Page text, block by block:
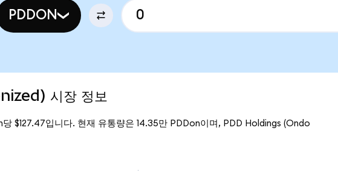
PDDON
시장 정보
$127.47입니다. 현재 유통량은 14.35만 PDDon이며, PDD Holdings (Ondo